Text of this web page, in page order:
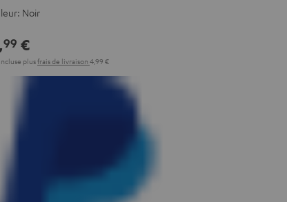
Noir
99 €
plusfrais de livraison 4,99 €